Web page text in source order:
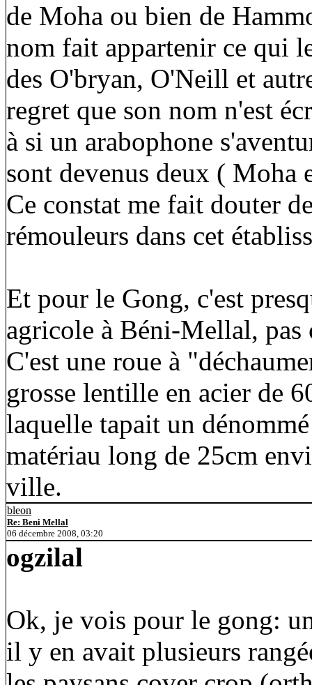
de Moha ou bien de
nom fait appartenir ce qui
des O'bryan, O'Neill et
regret que son nom n'est
à si un arabophone
sont devenus deux ( Moha
Ce constat me fait douter
rémouleurs dans cet
Et pour le Gong, c'est
agricole à Béni-Mellal,
C'est une roue à
grosse lentille en acier de
laquelle tapait un
matériau long de 25cm
ville.
bleon
Re: Beni Mellal
06 décembre 2008, 03:20
ogzilal
Ok, je vois pour le gong:
il y en avait plusieurs